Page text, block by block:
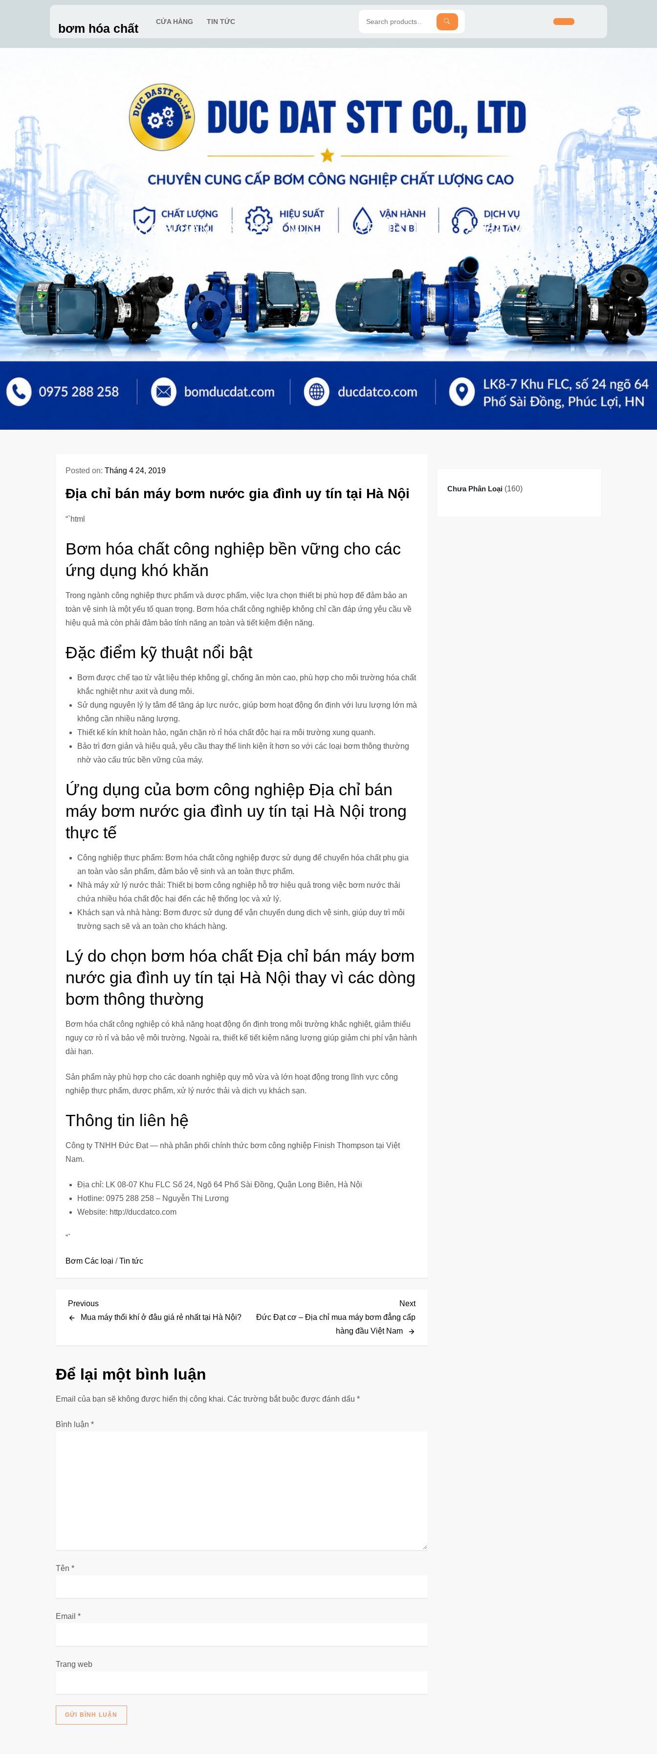
bơm hóa chất CỬA HÀNG TIN TỨC SEARCH
ĐỊA CHỈ BÁN MÁY BƠM NƯỚC GIA ĐÌNH UY TÍN TẠI HÀ NỘI
Posted on: Tháng 4 24, 2019
Địa chỉ bán máy bơm nước gia đình uy tín tại Hà Nội
“`html
Bơm hóa chất công nghiệp bền vững cho các
ứng dụng khó khăn
Trong ngành công nghiệp thực phẩm và dược phẩm, việc lựa chọn thiết bị phù hợp để đảm bảo an
toàn vệ sinh là một yếu tố quan trọng. Bơm hóa chất công nghiệp không chỉ cần đáp ứng yêu cầu về
hiệu quả mà còn phải đảm bảo tính năng an toàn và tiết kiệm điện năng.
Đặc điểm kỹ thuật nổi bật
Bơm được chế tạo từ vật liệu thép không gỉ, chống ăn mòn cao, phù hợp cho môi trường hóa chất
khắc nghiệt như axit và dung môi.
Sử dụng nguyên lý ly tâm để tăng áp lực nước, giúp bơm hoạt động ổn định với lưu lượng lớn mà
không cần nhiều năng lượng.
Thiết kế kín khít hoàn hảo, ngăn chặn rò rỉ hóa chất độc hại ra môi trường xung quanh.
Bảo trì đơn giản và hiệu quả, yêu cầu thay thế linh kiện ít hơn so với các loại bơm thông thường
nhờ vào cấu trúc bền vững của máy.
Ứng dụng của bơm công nghiệp Địa chỉ bán
máy bơm nước gia đình uy tín tại Hà Nội trong
thực tế
Công nghiệp thực phẩm: Bơm hóa chất công nghiệp được sử dụng để chuyển hóa chất phụ gia
an toàn vào sản phẩm, đảm bảo vệ sinh và an toàn thực phẩm.
Nhà máy xử lý nước thải: Thiết bị bơm công nghiệp hỗ trợ hiệu quả trong việc bơm nước thải
chứa nhiều hóa chất độc hại đến các hệ thống lọc và xử lý.
Khách sạn và nhà hàng: Bơm được sử dụng để vận chuyển dung dịch vệ sinh, giúp duy trì môi
trường sạch sẽ và an toàn cho khách hàng.
Lý do chọn bơm hóa chất Địa chỉ bán máy bơm
nước gia đình uy tín tại Hà Nội thay vì các dòng
bơm thông thường
Bơm hóa chất công nghiệp có khả năng hoạt động ổn định trong môi trường khắc nghiệt, giảm thiểu
nguy cơ rò rỉ và bảo vệ môi trường. Ngoài ra, thiết kế tiết kiệm năng lượng giúp giảm chi phí vận hành
dài hạn.
Sản phẩm này phù hợp cho các doanh nghiệp quy mô vừa và lớn hoạt động trong lĩnh vực công
nghiệp thực phẩm, dược phẩm, xử lý nước thải và dịch vụ khách sạn.
Thông tin liên hệ
Công ty TNHH Đức Đạt — nhà phân phối chính thức bơm công nghiệp Finish Thompson tại Việt
Nam.
Địa chỉ: LK 08-07 Khu FLC Số 24, Ngõ 64 Phố Sài Đồng, Quận Long Biên, Hà Nội
Hotline: 0975 288 258 – Nguyễn Thị Lương
Website: http://ducdatco.com
“`
Bơm Các loại /Tin tức
Đ
u
h
v
ế
Previous
Post
Previous
Mua máy thổi khí ở đâu giá rẻ nhất tại Hà Nội?
Next
Post
Next
Đức Đạt cơ – Địa chỉ mua máy bơm đẳng cấp
hàng đầu Việt Nam
Để lại một bình luận
Email của bạn sẽ không được hiển thị công khai. Các trường bắt buộc được đánh dấu *
Bình luận *
Tên *
Email *
Trang web
Chưa Phân Loại 160160